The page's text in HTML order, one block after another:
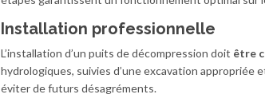
Installation professionnelle
L’installation d’un puits de décompression doit être
hydrologiques, suivies d’une excavation appropriée
éviter de futurs désagréments.